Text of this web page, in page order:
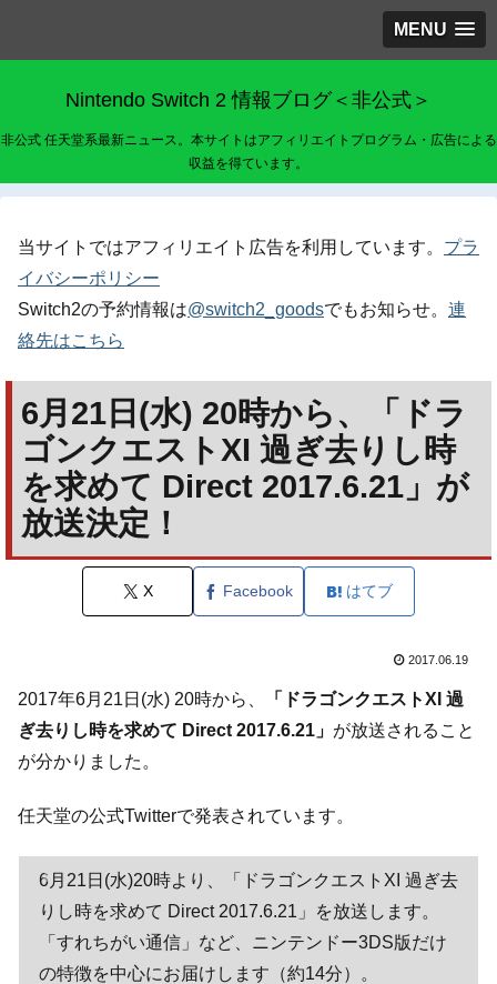
MENU
Nintendo Switch 2 情報ブログ＜非公式＞
非公式 任天堂系最新ニュース。本サイトはアフィリエイトプログラム・広告による
収益を得ています。
当サイトではアフィリエイト広告を利用しています。 プラ
イバシーポリシー
Switch2の予約情報は@switch2_goodsでもお知らせ。 連
絡先はこちら
6月21日(水) 20時から、「ドラ
ゴンクエストXI 過ぎ去りし時
を求めて Direct 2017.6.21」が
放送決定！
X Facebook はてブ
2017.06.19
2017年6月21日(水) 20時から、
「ドラゴンクエストXI 過
ぎ去りし時を求めて Direct 2017.6.21」 が放送されること
が分かりました。
任天堂の公式Twitterで発表されています。
6月21日(水)20時より、「ドラゴンクエストXI 過ぎ去
りし時を求めて Direct 2017.6.21」を放送します。
「すれちがい通信」など、ニンテンドー3DS版だけ
の特徴を中心にお届けします（約14分）。